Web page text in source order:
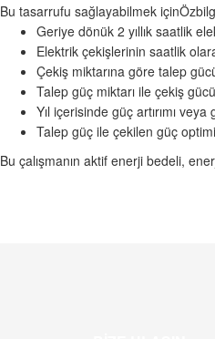
Bu tasarrufu sağlayabilmek
Geriye dönük 2 yıllık saatlik
Elektrik çekişlerinin saatlik
Çekiş miktarına göre talep
Talep güç miktarı ile çekiş
Yıl içerisinde güç artırımı
Talep güç ile çekilen güç
Bu çalışmanın aktif enerji bedeli,